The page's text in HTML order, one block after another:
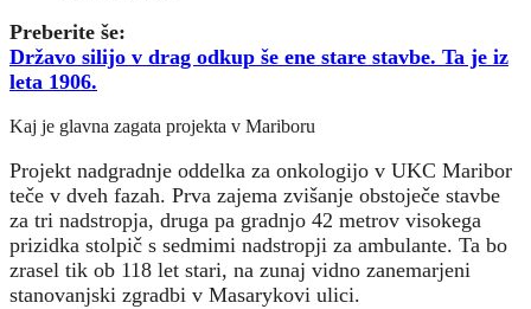
Preberite še:
Državo silijo v drag odkup še ene stare stavbe. Ta je iz
leta 1906.
Kaj je glavna zagata projekta v Mariboru
Projekt nadgradnje oddelka za onkologijo v UKC Maribor
teče v dveh fazah. Prva zajema zvišanje obstoječe stavbe
za tri nadstropja, druga pa gradnjo 42 metrov visokega
prizidka stolpič s sedmimi nadstropji za ambulante. Ta bo
zrasel tik ob 118 let stari, na zunaj vidno zanemarjeni
stanovanjski zgradbi v Masarykovi ulici.